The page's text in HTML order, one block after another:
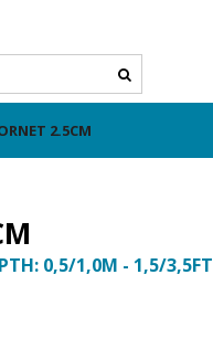
2.5CM
0,5/1,0M - 1,5/3,5FT